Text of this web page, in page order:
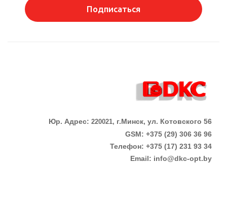
Подписаться
Юр. Адрес: 220021, г.Минск, ул. Котовского 56
GSM: +375 (29) 306 36 96
Телефон: +375 (17) 231 93 34
Email: info@dkc-opt.by